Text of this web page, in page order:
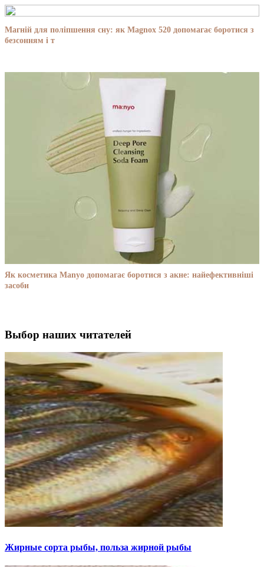
Магній для поліпшення сну: як Magnox 520 допомагає боротися з
безсонням і т
Як косметика Manyo допомагає боротися з акне: найефективніші
засоби
Выбор наших читателей
Жирные сорта рыбы, польза жирной рыбы